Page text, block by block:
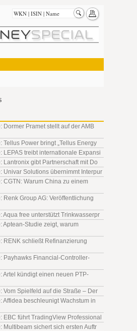
Dormer Pramet stellt auf der AMB
Tellus Power bringt „Tellus Energy
LEPAS treibt internationale Expansi
Lantronix gibt Partnerschaft mit Do
Univar Solutions übernimmt Interpur
CGTN: Warum China zu einem
Renk Group AG: Veröffentlichung
Aqua free unterstützt Trinkwasserpr
Aptean-Studie zeigt, warum
RENK schließt Refinanzierung
Payhawks Financial-Controller-
Artel kündigt einen neuen PTP-
Vom Spielfeld auf die Straße – Der
Affidea beschleunigt Wachstum in
EBC führt TradingView Professional
Multibeam sichert sich ersten Auftr